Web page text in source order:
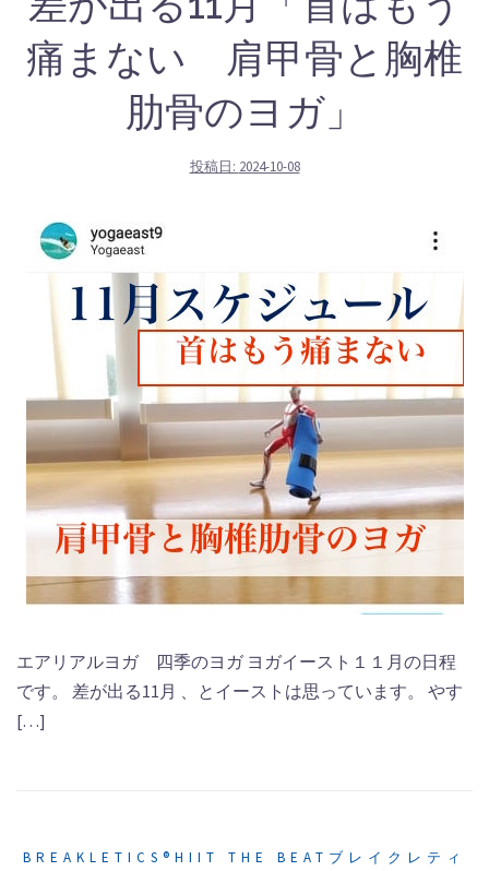
痛まない 肩甲骨と胸椎
肋骨のヨガ」
投稿日: 2024-10-08
エアリアルヨガ 四季のヨガ ヨガイースト１１月の日程
です。 差が出る11月 、とイーストは思っています。 やす
[…]
BREAKLETICS®HIIT THE BEATブレイクレティ